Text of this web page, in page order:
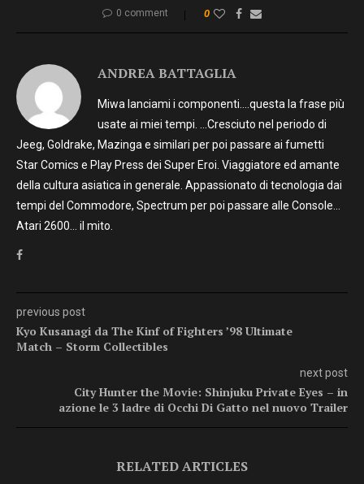
0 comment 0
ANDREA BATTAGLIA
Miwa lanciami i componenti….questa la frase più
usate ai miei tempi. …Cresciuto nel periodo di
Jeeg, Goldrake, Mazinga e similari per poi passare ai fumetti
Star Comics e Play Press dei Super Eroi. Viaggiatore ed amante
della cultura asiatica in generale. Appassionato di tecnologia dai
tempi del Commodore, Spectrum per poi passare alle Console…
Atari 2600… il mito.
previous post
Kyo Kusanagi da The Kinf of Fighters ’98 Ultimate
Match – Storm Collectibles
next post
City Hunter the Movie: Shinjuku Private Eyes – in
azione le 3 ladre di Occhi Di Gatto nel nuovo Trailer
RELATED ARTICLES